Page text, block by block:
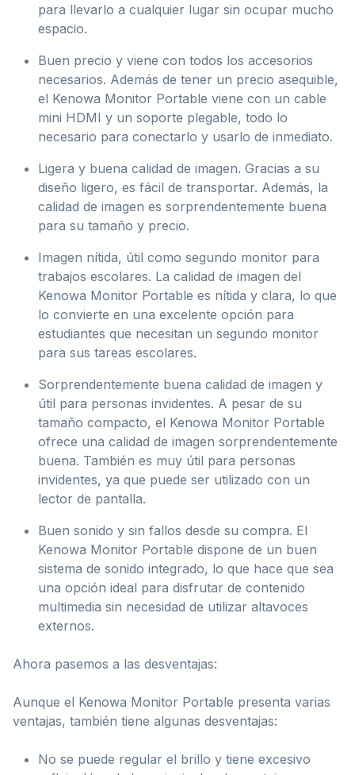
para llevarlo a cualquier lugar sin ocupar mucho
espacio.
Buen precio y viene con todos los accesorios
necesarios. Además de tener un precio asequible,
el Kenowa Monitor Portable viene con un cable
mini HDMI y un soporte plegable, todo lo
necesario para conectarlo y usarlo de inmediato.
Ligera y buena calidad de imagen. Gracias a su
diseño ligero, es fácil de transportar. Además, la
calidad de imagen es sorprendentemente buena
para su tamaño y precio.
Imagen nítida, útil como segundo monitor para
trabajos escolares. La calidad de imagen del
Kenowa Monitor Portable es nítida y clara, lo que
lo convierte en una excelente opción para
estudiantes que necesitan un segundo monitor
para sus tareas escolares.
Sorprendentemente buena calidad de imagen y
útil para personas invidentes. A pesar de su
tamaño compacto, el Kenowa Monitor Portable
ofrece una calidad de imagen sorprendentemente
buena. También es muy útil para personas
invidentes, ya que puede ser utilizado con un
lector de pantalla.
Buen sonido y sin fallos desde su compra. El
Kenowa Monitor Portable dispone de un buen
sistema de sonido integrado, lo que hace que sea
una opción ideal para disfrutar de contenido
multimedia sin necesidad de utilizar altavoces
externos.
Ahora pasemos a las desventajas:
Aunque el Kenowa Monitor Portable presenta varias
ventajas, también tiene algunas desventajas:
No se puede regular el brillo y tiene excesivo